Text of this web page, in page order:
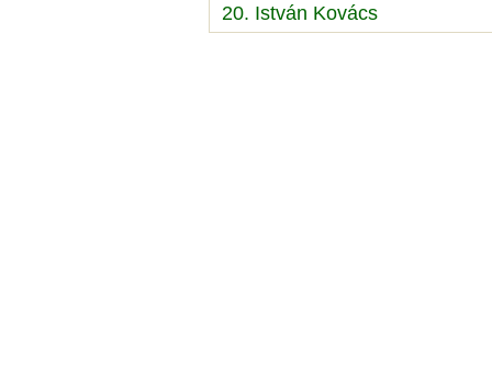
20. István Kovács